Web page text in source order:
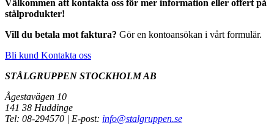
Välkommen att kontakta oss för mer information eller offert på
stålprodukter!
Vill du betala mot faktura? Gör en kontoansökan i vårt formulär.
Bli kund Kontakta oss
STÅLGRUPPEN STOCKHOLM AB
Ågestavägen 10
141 38 Huddinge
Tel: 08-294570 | E-post: info@stalgruppen.se